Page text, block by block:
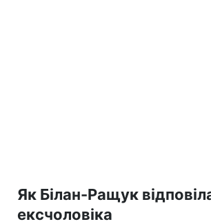
Як Білан-Ращук
ексчоловіка